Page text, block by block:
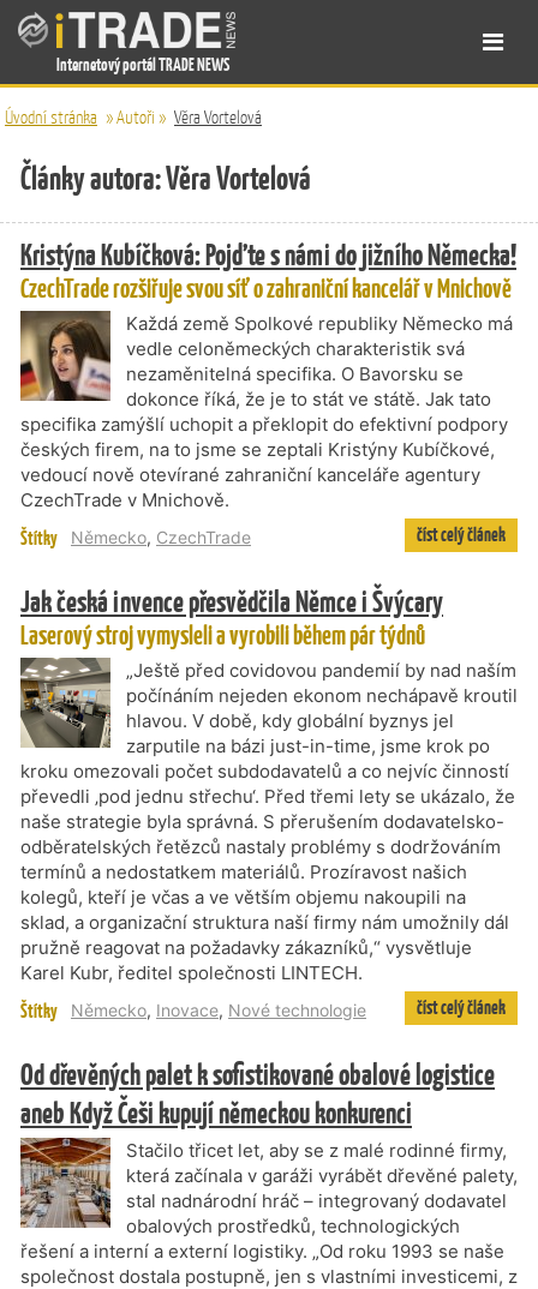
Internetový portál TRADE NEWS
Úvodní stránka »Autoři » Věra Vortelová
Články autora: Věra Vortelová
Kristýna Kubíčková: Pojďte s námi do jižního Německa!
CzechTrade rozšiřuje svou síť o zahraniční kancelář v Mnichově
Každá země Spolkové republiky Německo má
vedle celoněmeckých charakteristik svá
nezaměnitelná specifika. O Bavorsku se
dokonce říká, že je to stát ve státě. Jak tato
specifika zamýšlí uchopit a překlopit do efektivní podpory
českých firem, na to jsme se zeptali Kristýny Kubíčkové,
vedoucí nově otevírané zahraniční kanceláře agentury
CzechTrade v Mnichově.
Štítky Německo, CzechTrade číst celý článek
Jak česká invence přesvědčila Němce i Švýcary
Laserový stroj vymysleli a vyrobili během pár týdnů
„Ještě před covidovou pandemií by nad naším
počínáním nejeden ekonom nechápavě kroutil
hlavou. V době, kdy globální byznys jel
zarputile na bázi just-in-time, jsme krok po
kroku omezovali počet subdodavatelů a co nejvíc činností
převedli ‚pod jednu střechu‘. Před třemi lety se ukázalo, že
naše strategie byla správná. S přerušením dodavatelsko-
odběratelských řetězců nastaly problémy s dodržováním
termínů a nedostatkem materiálů. Prozíravost našich
kolegů, kteří je včas a ve větším objemu nakoupili na
sklad, a organizační struktura naší firmy nám umožnily dál
pružně reagovat na požadavky zákazníků,“ vysvětluje
Karel Kubr, ředitel společnosti LINTECH.
Štítky Německo, Inovace, Nové technologie číst celý článek
Od dřevěných palet k sofistikované obalové logistice
aneb Když Češi kupují německou konkurenci
Stačilo třicet let, aby se z malé rodinné firmy,
která začínala v garáži vyrábět dřevěné palety,
stal nadnárodní hráč – integrovaný dodavatel
obalových prostředků, technologických
řešení a interní a externí logistiky. „Od roku 1993 se naše
společnost dostala postupně, jen s vlastními investicemi, z